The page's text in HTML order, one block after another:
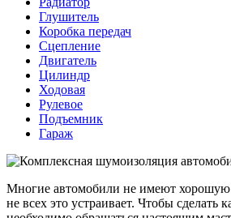
Глушитель
Коробка передач
Сцепление
Двигатель
Цилиндр
Ходовая
Рулевое
Подъемник
Гараж
Многие автомобили не имеют
не всех это устраивает. Чтобы сделать